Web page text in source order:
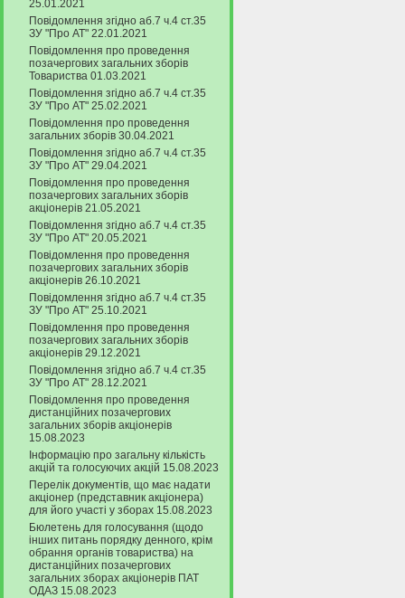
25.01.2021
Повідомлення згідно аб.7 ч.4 ст.35
ЗУ "Про АТ" 22.01.2021
Повідомлення про проведення
позачергових загальних зборів
Товариства 01.03.2021
Повідомлення згідно аб.7 ч.4 ст.35
ЗУ "Про АТ" 25.02.2021
Повідомлення про проведення
загальних зборів 30.04.2021
Повідомлення згідно аб.7 ч.4 ст.35
ЗУ "Про АТ" 29.04.2021
Повідомлення про проведення
позачергових загальних зборів
акціонерів 21.05.2021
Повідомлення згідно аб.7 ч.4 ст.35
ЗУ "Про АТ" 20.05.2021
Повідомлення про проведення
позачергових загальних зборів
акціонерів 26.10.2021
Повідомлення згідно аб.7 ч.4 ст.35
ЗУ "Про АТ" 25.10.2021
Повідомлення про проведення
позачергових загальних зборів
акціонерів 29.12.2021
Повідомлення згідно аб.7 ч.4 ст.35
ЗУ "Про АТ" 28.12.2021
Повідомлення про проведення
дистанційних позачергових
загальних зборів акціонерів
15.08.2023
Інформацію про загальну кількість
акцій та голосуючих акцій 15.08.2023
Перелік документів, що має надати
акціонер (представник акціонера)
для його участі у зборах 15.08.2023
Бюлетень для голосування (щодо
інших питань порядку денного, крім
обрання органів товариства) на
дистанційних позачергових
загальних зборах акціонерів ПАТ
ОДАЗ 15.08.2023